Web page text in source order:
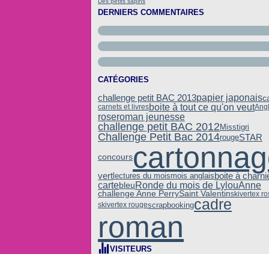
DERNIERS COMMENTAIRES
CATÉGORIES
challenge petit BAC 2013papier japonais
carnets et livresboite à tout ce qu'on veut
roseroman jeunesse
challenge petit BAC 2012Misstigri
Challenge Petit Bac 2014rougeSTAR
concours
vert lectures du moismois anglaisboite à
cartebleuRonde du mois de LylouAnne
challenge Anne PerrySaint Valentinskivertex
skivertex rougescrapbookingcadre
roman
VISITEURS